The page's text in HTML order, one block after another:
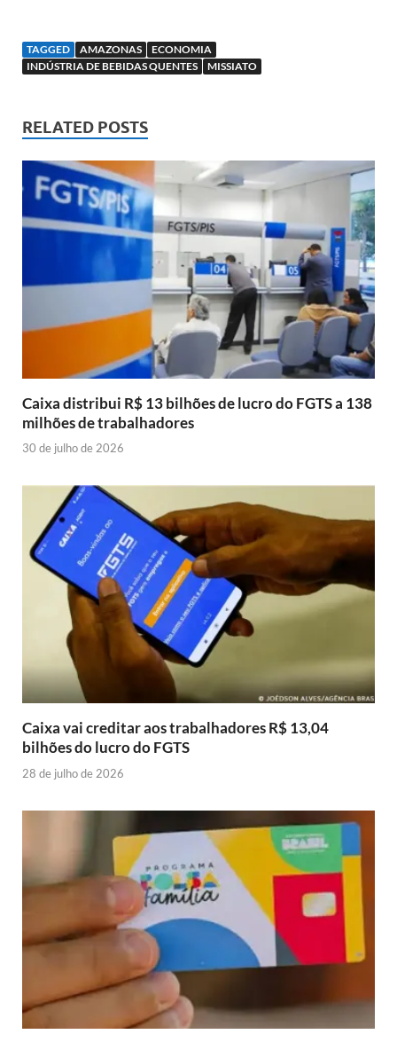
TAGGED AMAZONAS
ECONOMIA
INDÚSTRIA DE BEBIDAS QUENTES
MISSIATO
RELATED POSTS
Caixa distribui R$ 13 bilhões de lucro do FGTS a 138
milhões de trabalhadores
30 de julho de 2026
Caixa vai creditar aos trabalhadores R$ 13,04
bilhões do lucro do FGTS
28 de julho de 2026